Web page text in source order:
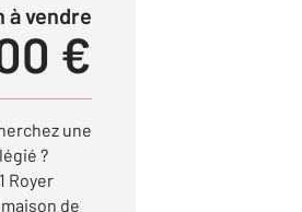
à vendre
€
une
?
Royer
de